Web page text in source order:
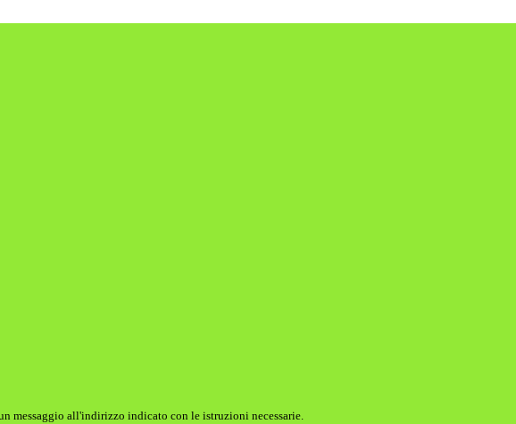
messaggio all'indirizzo indicato con le istruzioni necessarie.